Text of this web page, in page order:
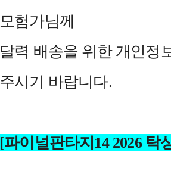
모험가님께
달력 배송을 위한 개인정
주시기 바랍니다.
[파이널판타지14 2026